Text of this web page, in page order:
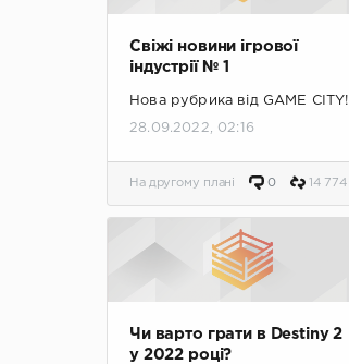
Свіжі новини ігрової
індустрії № 1
Нова рубрика від GAME CITY!
28.09.2022, 02:16
На другому плані 0 14 774
Чи варто грати в Destiny 2
у 2022 році?